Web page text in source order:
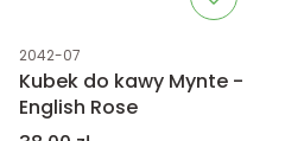
Kod produktu
2042-07
Kubek do kawy Mynte -
English Rose